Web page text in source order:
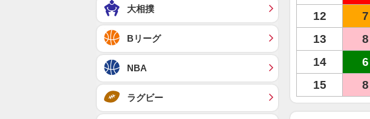
12
7
13
8
14
6
15
8
大相撲
Bリーグ
NBA
ラグビー